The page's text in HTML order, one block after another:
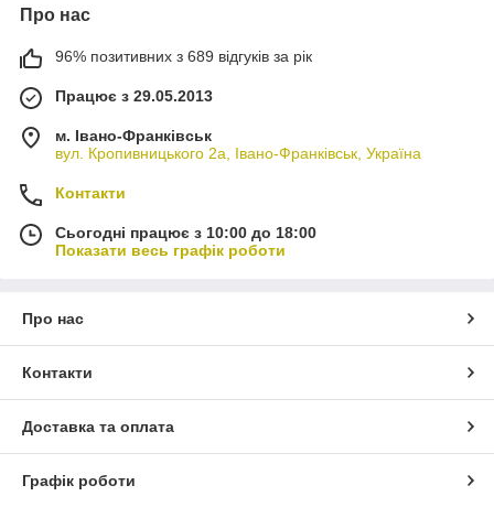
Про нас
96% позитивних з 689 відгуків за рік
Працює з 29.05.2013
м. Івано-Франківськ
вул. Кропивницького 2а, Івано-Франківськ, Україна
Контакти
Сьогодні працює з 10:00 до 18:00
Показати весь графік роботи
Про нас
Контакти
Доставка та оплата
Графік роботи